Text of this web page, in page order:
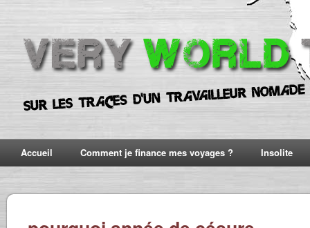
Accueil Comment je finance mes voyages ? Insolite